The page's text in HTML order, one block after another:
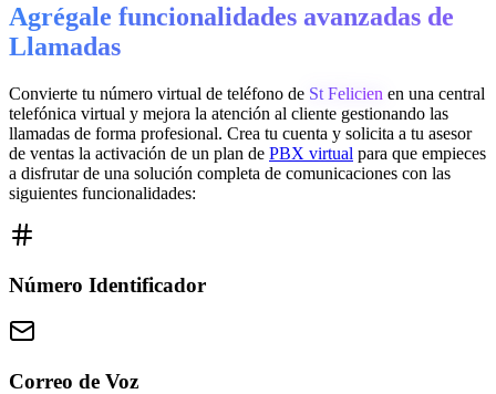
Agrégale funcionalidades avanzadas de
Llamadas
Convierte tu número virtual de teléfono de St Felicien en una central
telefónica virtual y mejora la atención al cliente gestionando las
llamadas de forma profesional. Crea tu cuenta y solicita a tu asesor
de ventas la activación de un plan de PBX virtual para que empieces
a disfrutar de una solución completa de comunicaciones con las
siguientes funcionalidades:
Número Identificador
Correo de Voz